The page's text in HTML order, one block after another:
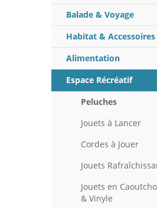
Balade & Voyage
Habitat & Accessoires
Alimentation
Espace Récréatif
Peluches
Jouets à Lancer
Cordes à Jouer
Jouets
Jouets en
& Vinyle